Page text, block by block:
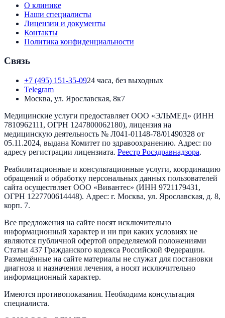
О клинике
Наши специалисты
Лицензии и документы
Контакты
Политика конфиденциальности
Связь
+7 (495) 151-35-0924 часа, без выходных
Telegram
Москва, ул. Ярославская, 8к7
Медицинские услуги предоставляет ООО «ЭЛЬМЕД» (ИНН
7810962111 , ОГРН 1247800062180), лицензия на
медицинскую деятельность № Л041-01148-78/01490328 от
05.11.2024, выдана Комитет по здравоохранению. Адрес: по
адресу регистрации лицензиата. Реестр Росздравнадзора.
Реабилитационные и консультационные услуги, координацию
обращений и обработку персональных данных пользователей
сайта осуществляет ООО «Вивантес» (ИНН 9721179431 ,
ОГРН 1227700614448). Адрес: г. Москва, ул. Ярославская, д. 8,
корп. 7.
Все предложения на сайте носят исключительно
информационный характер и ни при каких условиях не
являются публичной офертой определяемой положениями
Статьи 437 Гражданского кодекса Российской Федерации.
Размещённые на сайте материалы не служат для постановки
диагноза и назначения лечения, а носят исключительно
информационный характер.
Имеются противопоказания. Необходима консультация
специалиста.